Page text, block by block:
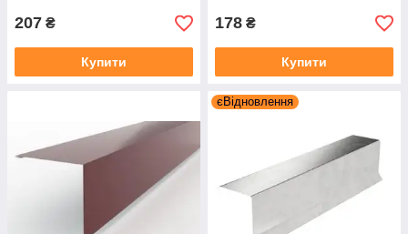
207 ₴
Купити
178 ₴
Купити
єВідновлення